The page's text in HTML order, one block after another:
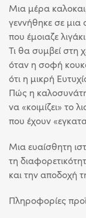
Μια μέρα
γεννήθηκε σε μια
που έμοιαζε
Τι θα συμβεί στη
όταν η σοφή
ότι η μικρή
Πώς η
να «κοιμίζει» το
που έχουν
Μια ευαίσθητη
τη
και την αποδοχή
Πληροφορίες